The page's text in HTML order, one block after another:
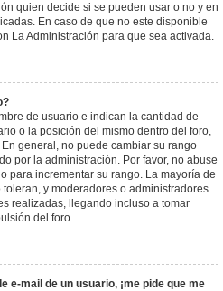
quien decide si se pueden usar o no y en
En caso de que no este disponible
La Administración para que sea activada.
de usuario e indican la cantidad de
o la posición del mismo dentro del foro,
general, no puede cambiar su rango
por la administración. Por favor, no abuse
para incrementar su rango. La mayoría de
y moderadores o administradores
realizadas, llegando incluso a tomar
del foro.
e-mail de un usuario, ¡me pide que me